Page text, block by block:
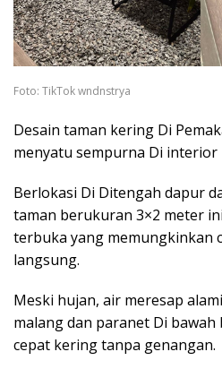
Foto: TikTok wndnstrya
Desain taman kering Di
menyatu sempurna Di interior
Berlokasi Di Ditengah dapur
taman berukuran 3×2 meter
terbuka yang memungkinkan
langsung.
Meski hujan, air meresap
malang dan paranet Di
cepat kering tanpa genangan.